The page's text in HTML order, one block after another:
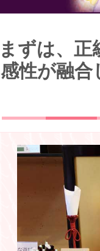
まずは、正
感性が融合